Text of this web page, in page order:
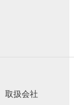
取扱会社